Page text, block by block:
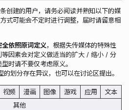
创建的用户，请务必阅读并熟知以下的媒
式可能会不定时进行调整，届时请留意相
全依照原词定义，根据失传媒体的特殊性
因素会对定义做适当的扩大 / 缩小 / 分
时请不要仅考虑原义。
的划分存在异议，也可以在讨论区提出。
视频 漫画 图像 游戏 应用
文本
其他